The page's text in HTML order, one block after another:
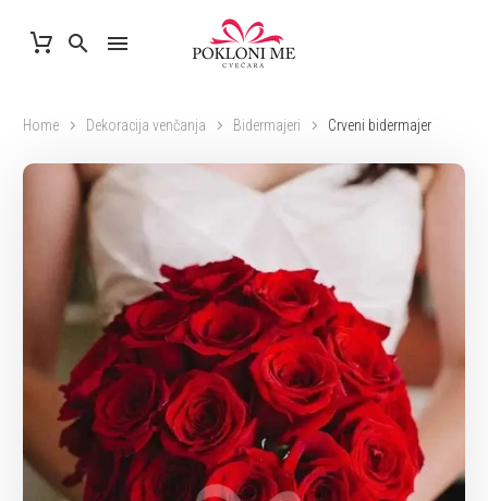
Home Dekoracija venčanja Bidermajeri Crveni bidermajer